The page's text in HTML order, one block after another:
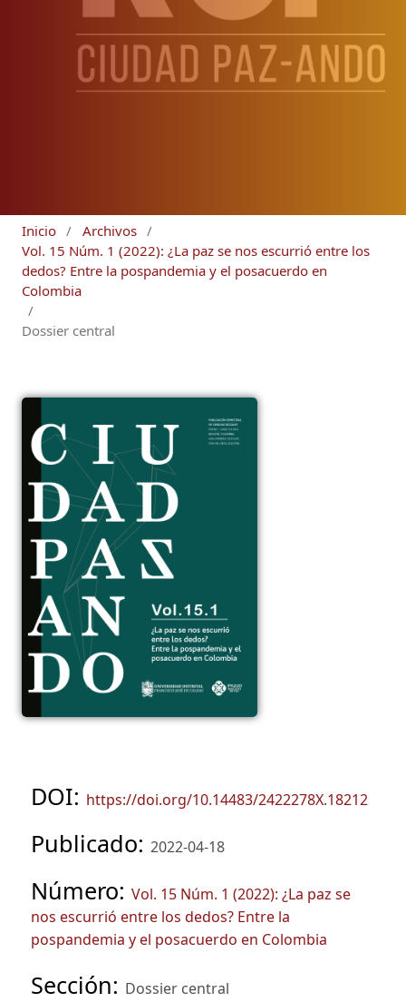
Inicio / Archivos /
Vol. 15 Núm. 1 (2022): ¿La paz se nos escurrió entre los
dedos? Entre la pospandemia y el posacuerdo en
Colombia
/
Dossier central
DOI: https://doi.org/10.14483/2422278X.18212
Publicado: 2022-04-18
Número: Vol. 15 Núm. 1 (2022): ¿La paz se
nos escurrió entre los dedos? Entre la
pospandemia y el posacuerdo en Colombia
Sección: Dossier central